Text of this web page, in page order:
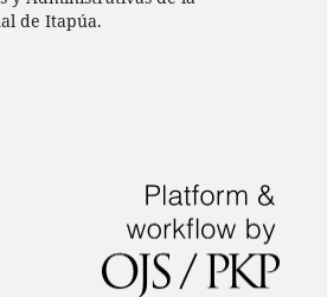
de Itapúa.